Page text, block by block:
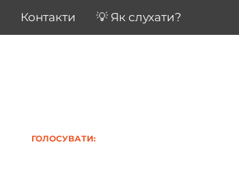
Контакти 💡 Як слухати?
ГОЛОСУВАТИ: